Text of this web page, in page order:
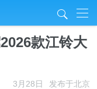
j
款江铃大
3月28日 发布于北京